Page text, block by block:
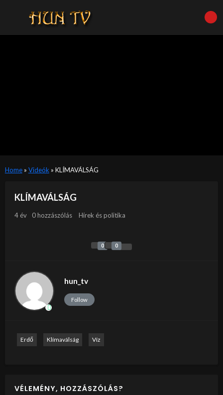
Home» Videók » KLÍMAVÁLSÁG
KLÍMAVÁLSÁG
4 év 0 hozzászólás Hírek és politika
0 0
hun_tv
Follow
Erdő Klímaválság Víz
VÉLEMÉNY, HOZZÁSZÓLÁS?